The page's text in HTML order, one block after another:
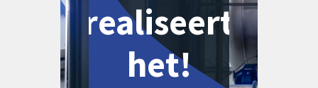
realiseert
het!